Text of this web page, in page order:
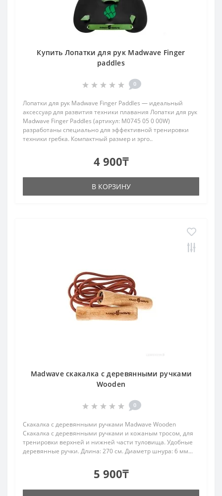
Купить Лопатки для рук Madwave Finger
paddles
0
Лопатки для рук Madwave Finger Paddles — идеальный
аксессуар для развития техники плавания Лопатки для рук
Madwave Finger Paddles (артикул: M0745 05 0 00W)
разработаны специально для эффективной тренировки
техники гребка. Компактный размер и эрго..
4 900₸
В КОРЗИНУ
Madwave скакалка с деревянными ручками
Wooden
0
Скакалка с деревянными ручками Madwave Wooden
Скакалка с деревянными ручками и кожаным тросом, для
тренировки верхней и нижней части туловища. Удобные
деревянные ручки. Длина: 270 см. Диаметр шнура: 6 мм...
5 900₸